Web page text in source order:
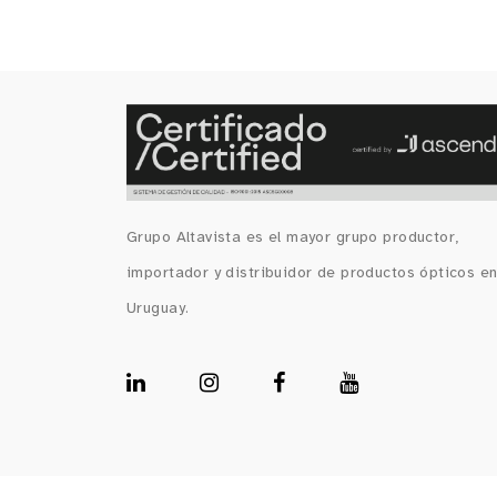
Grupo Altavista es el mayor grupo productor,
importador y distribuidor de productos ópticos en
Uruguay.